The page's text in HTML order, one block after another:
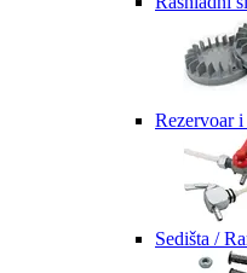
Rezervoar
Sedišta /